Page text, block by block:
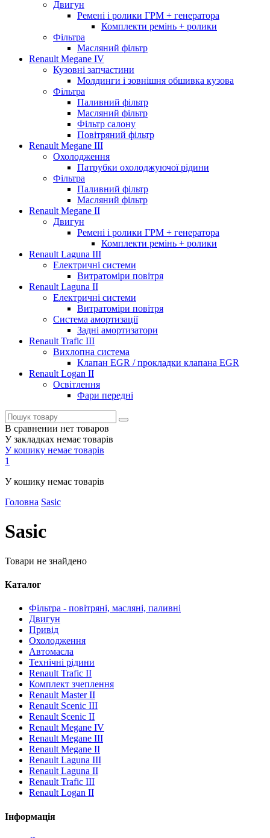
Двигун
Ремені і ролики ГРМ + генератора
Комплекти ремінь + ролики
Фільтра
Масляний фільтр
Renault Megane IV
Кузовні запчастини
Молдинги і зовнішня обшивка кузова
Фільтра
Паливний фільтр
Масляний фільтр
Фільтр салону
Повітряний фільтр
Renault Megane III
Охолодження
Патрубки охолоджуючої рідини
Фільтра
Паливний фільтр
Масляний фільтр
Renault Megane II
Двигун
Ремені і ролики ГРМ + генератора
Комплекти ремінь + ролики
Renault Laguna III
Електричні системи
Витратоміри повітря
Renault Laguna II
Електричні системи
Витратоміри повітря
Система амортизації
Задні амортизатори
Renault Trafic III
Вихлопна система
Клапан EGR / прокладки клапана EGR
Renault Logan II
Освітлення
Фари передні
В сравнении нет товаров
У закладках немає товарів
У кошику немає товарів
1
У кошику немає товарів
Головна Sasic
Sasic
Товари не знайдено
Каталог
Фільтра - повітряні, масляні, паливні
Двигун
Привід
Охолодження
Автомасла
Технічні рідини
Renault Trafic II
Комплект зчеплення
Renault Master II
Renault Scenic III
Renault Scenic II
Renault Megane IV
Renault Megane III
Renault Megane II
Renault Laguna III
Renault Laguna II
Renault Trafic III
Renault Logan II
Інформація